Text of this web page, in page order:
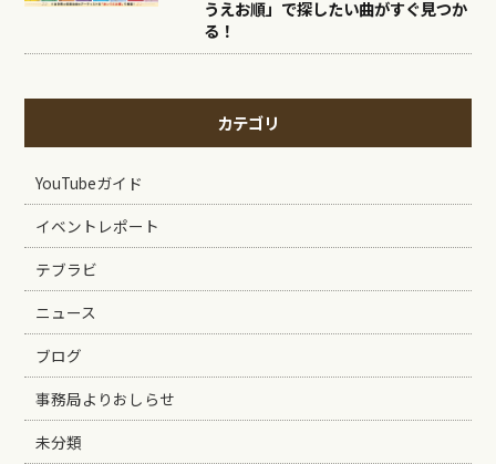
うえお順」で探したい曲がすぐ見つか
る！
カテゴリ
YouTubeガイド
イベントレポート
テブラビ
ニュース
ブログ
事務局よりおしらせ
未分類